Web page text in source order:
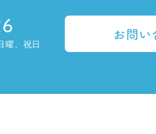
曜、祝日
お問